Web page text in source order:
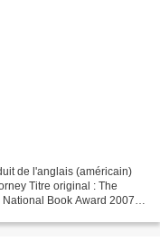
de l'anglais (américain)
Titre original : The
Book Award 2007